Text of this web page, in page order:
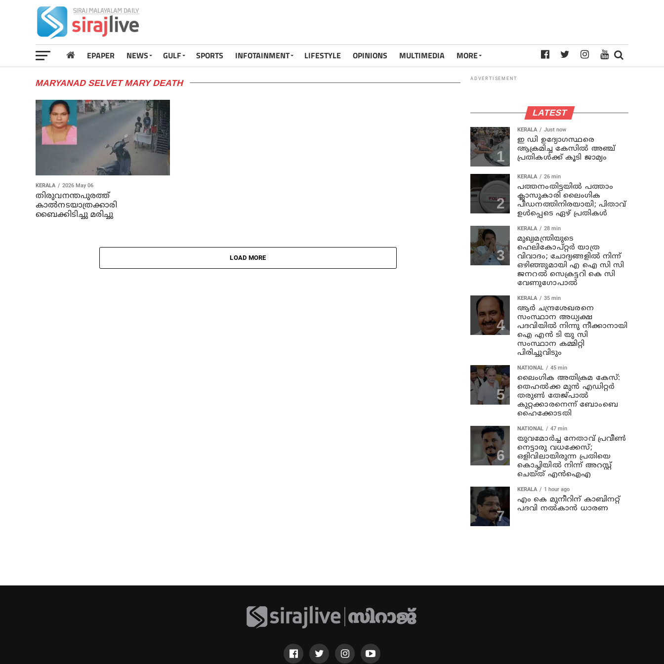
EPAPER NEWS GULF SPORTS INFOTAINMENT LIFESTYLE OPINIONS MULTIMEDIA MORE
MARYANAD SELVET MARY DEATH
KERALA 2026 May 06
തിരുവനന്തപുരത്ത്
കാല്‍നടയാത്രക്കാരി
ബൈക്കിടിച്ചു മരിച്ചു
LOAD MORE
ADVERTISEMENT
LATEST
KERALA Just now
ഇ ഡി ഉദ്യോഗസ്ഥരെ
ആക്രമിച്ച കേസില്‍ അഞ്ച്
പ്രതികള്‍ക്ക് കൂടി ജാമ്യം
KERALA 26 min
പത്തനംതിട്ടയില്‍ പത്താം
ക്ലാസുകാരി ലൈംഗിക
പീഡനത്തിനിരയായി; പിതാവ്
ഉള്‍പ്പെടെ ഏഴ് പ്രതികള്‍
KERALA 28 min
മുഖ്യമന്ത്രിയുടെ
ഹെലികോപ്റ്റർ യാത്ര
വിവാദം; ചോദ്യങ്ങളിൽ നിന്ന്
ഒഴിഞ്ഞുമായി എ ഐ സി സി
ജനറൽ സെക്രട്ടറി കെ സി
വേണുഗോപാൽ
KERALA 35 min
ആര്‍ ചന്ദ്രശേഖരനെ
സംസ്ഥാന അധ്യക്ഷ
പദവിയില്‍ നിന്നു നീക്കാനായി
ഐ എന്‍ ടി യു സി
സംസ്ഥാന കമ്മിറ്റി
പിരിച്ചുവിടും
NATIONAL 45 min
ലൈംഗിക അതിക്രമ കേസ്:
തെഹൽക്ക മുൻ എഡിറ്റർ
തരുൺ തേജ്പാൽ
കുറ്റക്കാരനെന്ന് ബോംബെ
ഹൈക്കോടതി
NATIONAL 47 min
യുവമോര്‍ച്ച നേതാവ് പ്രവീണ്‍
നെട്ടാരു വധക്കേസ്;
ഒളിവിലായിരുന്ന പ്രതിയെ
കൊച്ചിയില്‍ നിന്ന് അറസ്റ്റ്
ചെയ്ത് എന്‍ഐഎ
KERALA 1 hour ago
എം കെ മുനീറിന് കാബിനറ്റ്
പദവി നല്‍കാന്‍ ധാരണ